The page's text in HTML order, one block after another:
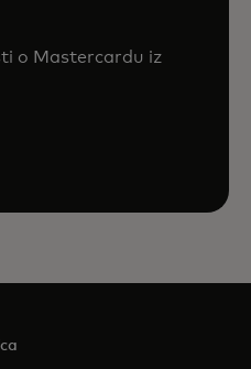
o Mastercardu iz